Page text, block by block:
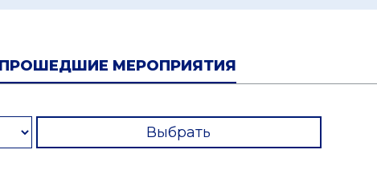
ПРОШЕДШИЕ МЕРОПРИЯТИЯ
Выбрать